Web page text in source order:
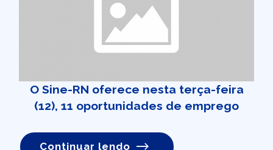
O Sine-RN oferece nesta terça-feira
(12), 11 oportunidades de emprego
Continuar lendo